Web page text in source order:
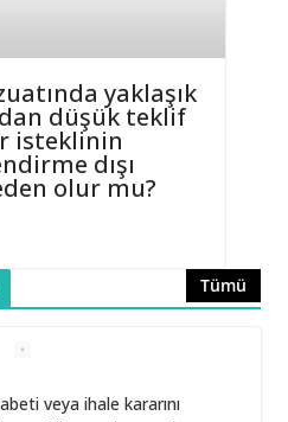
yaklaşık
düşük teklif
isteklinin
dışı
olur mu?
Tümü
fiil veya davranışlar
2025